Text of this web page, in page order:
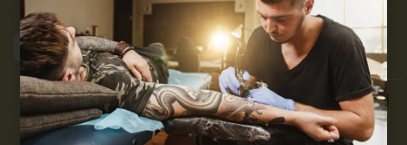
Max Signorello
Tattoo Supply
TUTTO PER IL TUO
TATTOO STUDIO